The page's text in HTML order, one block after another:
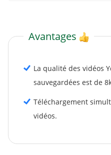
Avantages
La qualité des vidéos
sauvegardées est de
Téléchargement
vidéos.